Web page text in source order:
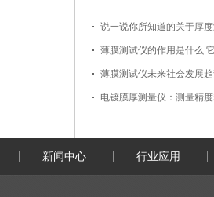
说一说你所知道的关于厚
薄膜测试仪的作用是什么
薄膜测试仪未来社会发展
电镀膜厚测量仪：测量精
新闻中心 行业应用